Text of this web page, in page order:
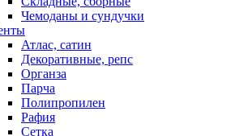
Чемоданы и сундучки
Атлас, сатин
Декоративные, репс
Органза
Парча
Полипропилен
Рафия
Сетка